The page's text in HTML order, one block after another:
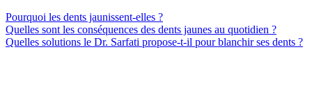
Pourquoi les dents jaunissent-elles ?
Quelles sont les conséquences des dents jaunes au quotidien ?
Quelles solutions le Dr. Sarfati propose-t-il pour blanchir ses dents ?